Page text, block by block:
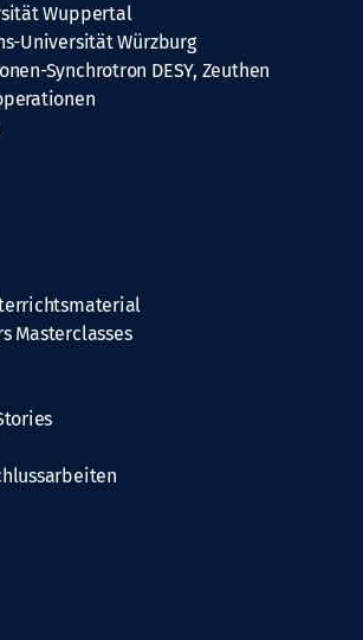
Wuppertal
Universität Würzburg
Synchrotron DESY, Zeuthen
Masterclasses